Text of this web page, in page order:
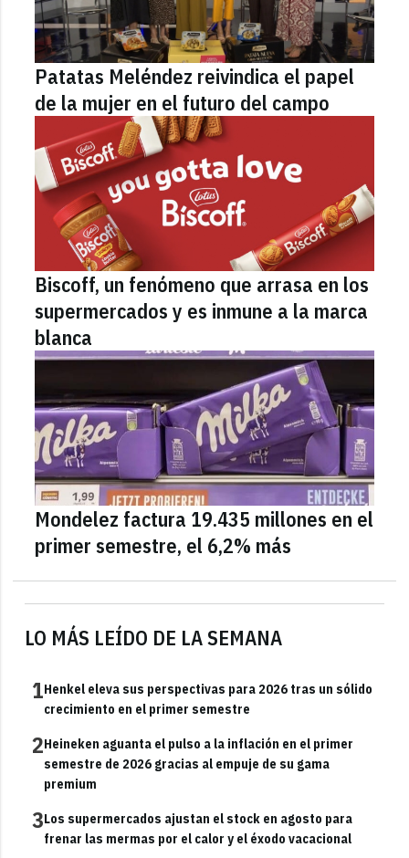
LO MÁS LEÍDO DE LA SEMANA
1Henkel eleva sus perspectivas para 2026 tras un sólido
crecimiento en el primer semestre
2Heineken aguanta el pulso a la inflación en el primer
semestre de 2026 gracias al empuje de su gama
premium
3Los supermercados ajustan el stock en agosto para
frenar las mermas por el calor y el éxodo vacacional
Patatas Meléndez reivindica el papel
de la mujer en el futuro del campo
Biscoff, un fenómeno que arrasa en los
supermercados y es inmune a la marca
blanca
Mondelez factura 19.435 millones en el
primer semestre, el 6,2% más